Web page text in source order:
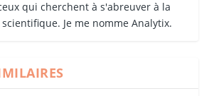
qui cherchent à s'abreuver à la
Je me nomme Analytix.